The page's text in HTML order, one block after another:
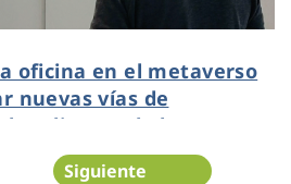
oficina en el metaverso
nuevas vías de
los clientes de la
Siguiente